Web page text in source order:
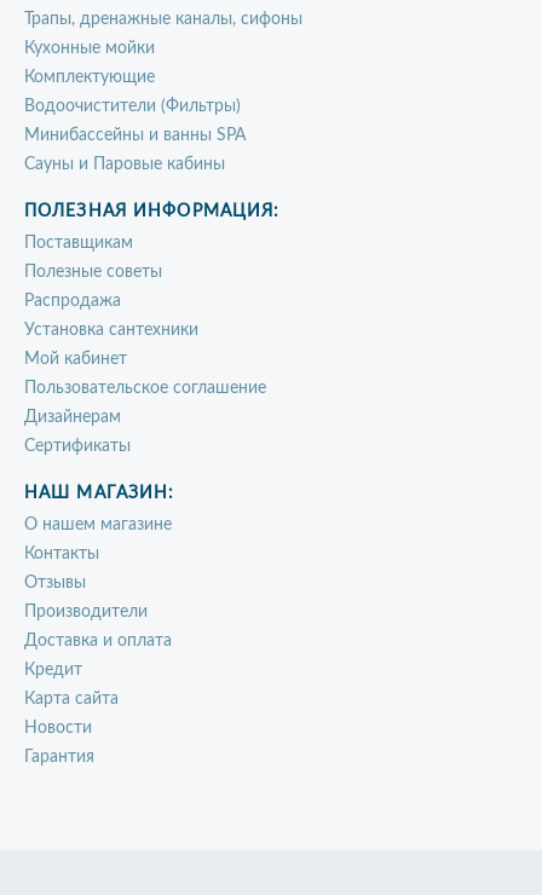
Трапы, дренажные каналы, сифоны
Кухонные мойки
Комплектующие
Водоочистители (Фильтры)
Минибассейны и ванны SPA
Сауны и Паровые кабины
ПОЛЕЗНАЯ ИНФОРМАЦИЯ:
Поставщикам
Полезные советы
Распродажа
Установка сантехники
Мой кабинет
Пользовательское соглашение
Дизайнерам
Сертификаты
НАШ МАГАЗИН:
О нашем магазине
Контакты
Отзывы
Производители
Доставка и оплата
Кредит
Карта сайта
Новости
Гарантия